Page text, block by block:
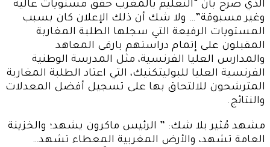
الذي صرح بأن “التعليم بالمغرب حقق مستويات عالية
وغير مسبوقة”… ولا شك أن ذلك الإعلان كان بسبب
المستويات الرفيعة التي سجلها الطلبة المغاربة
المقبلون على إتمام دراستهم بارقى المعاهد
والمدارس العليا الفرنسية، مثل المدرسة الوطنية
الفرنسية العليا للبوليتكنيك، التي اعتاد الطلبة المغاربة
المترشحون للالتحاق بها على تسجيل أفضل المعدلات
والنتائج.
مشهد مُثير بلا شك: ” الرئيس ماكرون يشهد؛ والخزينة
العامة تشهد، والأرض المغربية المعطاء تشهد…